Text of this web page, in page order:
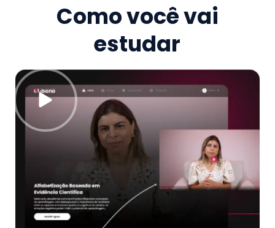
Como você vai
estudar